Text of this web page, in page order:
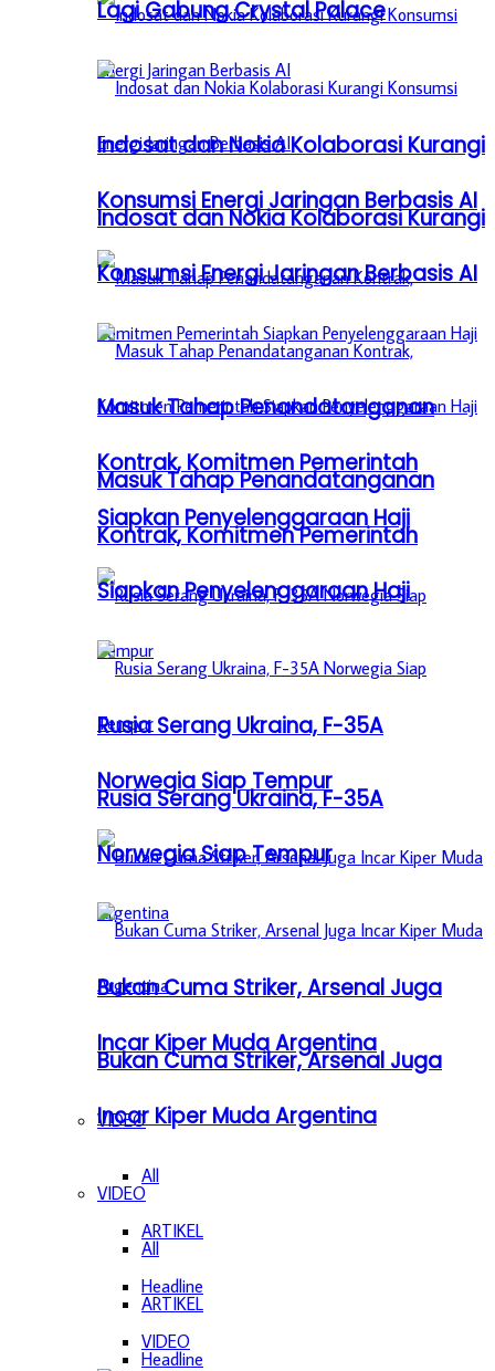
Indosat dan Nokia Kolaborasi Kurangi
Konsumsi Energi Jaringan Berbasis AI
Masuk Tahap Penandatanganan
Kontrak, Komitmen Pemerintah
Siapkan Penyelenggaraan Haji
Rusia Serang Ukraina, F-35A
Norwegia Siap Tempur
Bukan Cuma Striker, Arsenal Juga
Incar Kiper Muda Argentina
VIDEO
All
ARTIKEL
Headline
VIDEO
Lagi Gabung Crystal Palace
Indosat dan Nokia Kolaborasi Kurangi
Konsumsi Energi Jaringan Berbasis AI
Masuk Tahap Penandatanganan
Kontrak, Komitmen Pemerintah
Siapkan Penyelenggaraan Haji
Rusia Serang Ukraina, F-35A
Norwegia Siap Tempur
Bukan Cuma Striker, Arsenal Juga
Incar Kiper Muda Argentina
VIDEO
All
ARTIKEL
Headline